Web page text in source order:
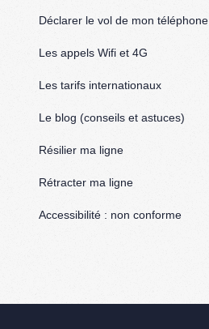
Déclarer le vol de mon téléphone
Les appels Wifi et 4G
Les tarifs internationaux
Le blog (conseils et astuces)
Résilier ma ligne
Rétracter ma ligne
Accessibilité : non conforme